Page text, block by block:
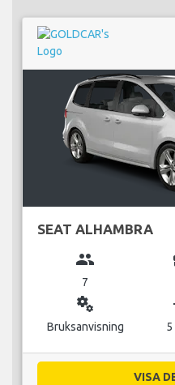
SEAT ALHAMBRA
group
7
miscellaneous_services
Bruksanvisning 5
VISA